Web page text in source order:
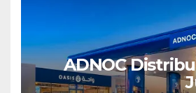
ADNOC